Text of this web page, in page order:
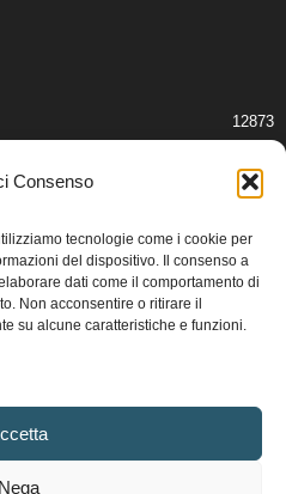
Consenso
tecnologie come i cookie per
del dispositivo. Il consenso a
dati come il comportamento di
Non acconsentire o ritirare il
su alcune caratteristiche e funzioni.
Nega
12873
2409
vietata la riproduzione.